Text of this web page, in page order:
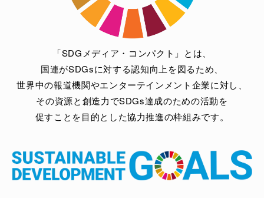
「SDGメディア・コンパクト」とは、
国連がSDGsに対する認知向上を図るため、
世界中の報道機関やエンターテインメント企業に対し、
その資源と創造力でSDGs達成のための活動を
促すことを目的とした協力推進の枠組みです。